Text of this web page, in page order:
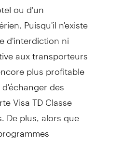
ou d'un
Puisqu'il n'existe
d'interdiction ni
aux transporteurs
plus profitable
des
Visa TD Classe
De plus, alors que